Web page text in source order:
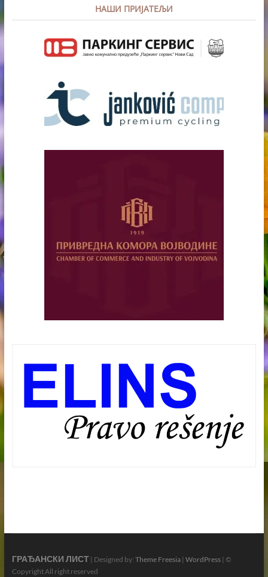
НАШИ ПРИЈАТЕЉИ
ГРАЂАНСКИ ЛИСТ| Designed by: Theme Freesia| WordPress| ©
Copyright All right reserved